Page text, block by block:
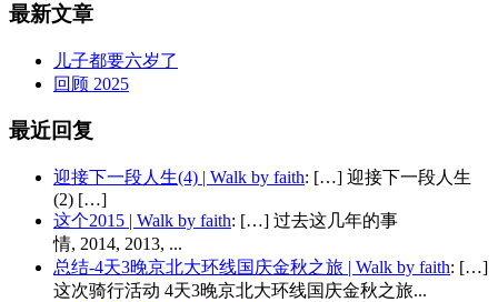
最新文章
儿子都要六岁了
回顾 2025
最近回复
迎接下一段人生(4) | Walk by faith: […] 迎接下一段人生
(2) […]
这个2015 | Walk by faith: […] 过去这几年的事
情, 2014, 2013, ...
总结-4天3晚京北大环线国庆金秋之旅 | Walk by faith: […]
这次骑行活动 4天3晚京北大环线国庆金秋之旅...